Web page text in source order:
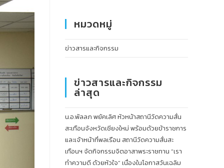
หมวดหมู่
ข่าวสารและกิจกรรม
ข่าวสารและกิจกรรม
ล่าสุด
น.อ.พัลลภ พยัคเลิศ หัวหน้าสถานีวัดความสั่น
สะเทือนจังหวัดเชียงใหม่ พร้อมด้วยข้าราชการ
และเจ้าหน้าที่พลเรือน สถานีวัดความสั่นสะ
เทือนฯ จัดกิจกรรมจิตอาสาพระราชทาน “เรา
ทำความดี ด้วยหัวใจ” เนื่องในโอกาสวันเฉลิม